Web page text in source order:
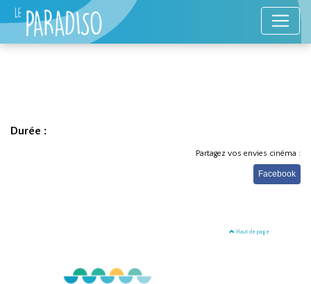
Durée :
Partagez vos envies cinéma :
Facebook
Haut de page